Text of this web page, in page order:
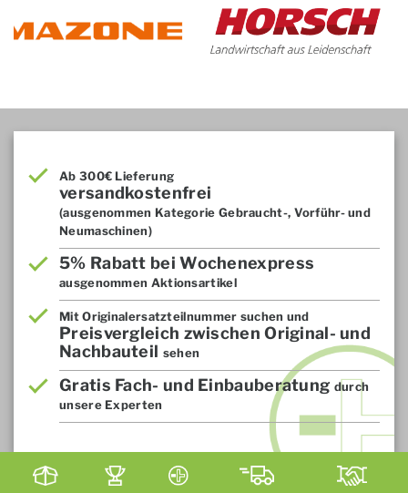
Ab 300€ Lieferung
versandkostenfrei
(ausgenommen Kategorie Gebraucht-, Vorführ- und
Neumaschinen)
5% Rabatt bei Wochenexpress
ausgenommen Aktionsartikel
Mit Originalersatzteilnummer suchen und
Preisvergleich zwischen Original- und
Nachbauteil sehen
Gratis Fach- und Einbauberatung durch
unsere Experten